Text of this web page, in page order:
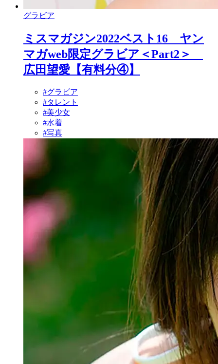
グラビア
ミスマガジン2022ベスト16 ヤン
マガweb限定グラビア＜Part2＞
広田望愛【有料分④】
#グラビア
#タレント
#美少女
#水着
#写真